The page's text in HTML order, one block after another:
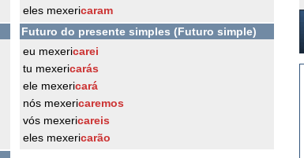
eles mexericaram
Futuro do presente simples (Futuro simple)
eu mexericarei
tu mexericarás
ele mexericará
nós mexericaremos
vós mexericareis
eles mexericarão